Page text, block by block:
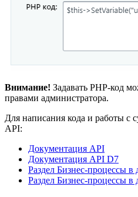
Внимание! Задавать PHP-код
правами администратора.
Для написания кода и работы с
API:
Документация API
Документация API D7
Раздел Бизнес-процессы
Раздел Бизнес-процессы